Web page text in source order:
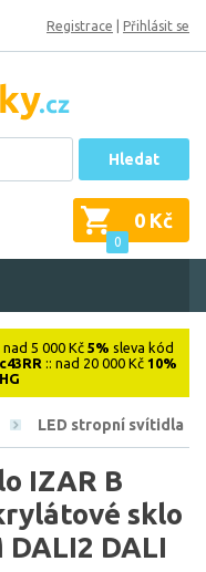
Registrace Přihlásit se
Hledat
0
0 Kč
nad 5 000 Kč 5% sleva kód
:: nad 20 000 Kč 10%
LED stropní svítidla
IZAR B
sklo
DALI2 DALI